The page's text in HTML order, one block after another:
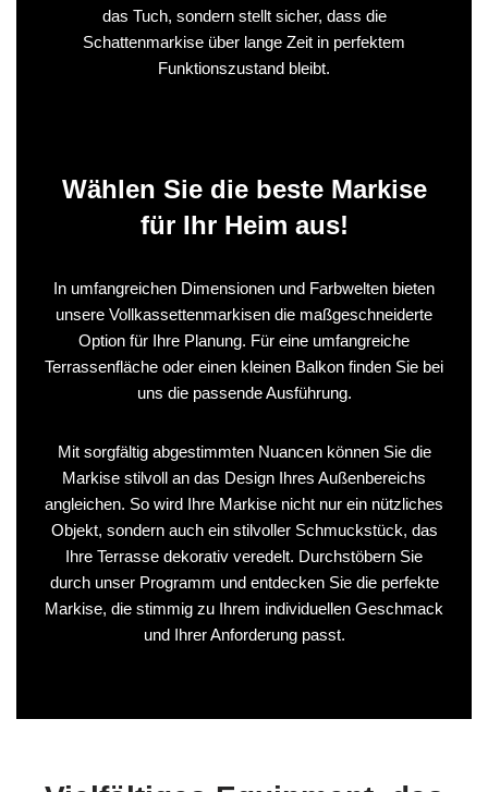
das Tuch, sondern stellt sicher, dass die
Schattenmarkise über lange Zeit in perfektem
Funktionszustand bleibt.
Wählen Sie die beste Markise
für Ihr Heim aus!
In umfangreichen Dimensionen und Farbwelten bieten
unsere Vollkassettenmarkisen die maßgeschneiderte
Option für Ihre Planung. Für eine umfangreiche
Terrassenfläche oder einen kleinen Balkon finden Sie bei
uns die passende Ausführung.
Mit sorgfältig abgestimmten Nuancen können Sie die
Markise stilvoll an das Design Ihres Außenbereichs
angleichen. So wird Ihre Markise nicht nur ein nützliches
Objekt, sondern auch ein stilvoller Schmuckstück, das
Ihre Terrasse dekorativ veredelt. Durchstöbern Sie
durch unser Programm und entdecken Sie die perfekte
Markise, die stimmig zu Ihrem individuellen Geschmack
und Ihrer Anforderung passt.